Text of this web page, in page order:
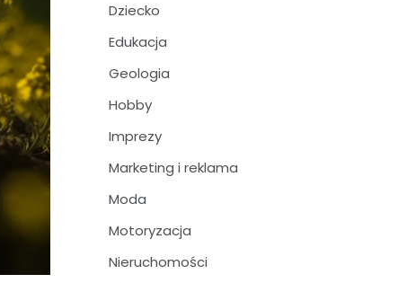
Dziecko
Edukacja
Geologia
Hobby
Imprezy
Marketing i reklama
Moda
Motoryzacja
Nieruchomości